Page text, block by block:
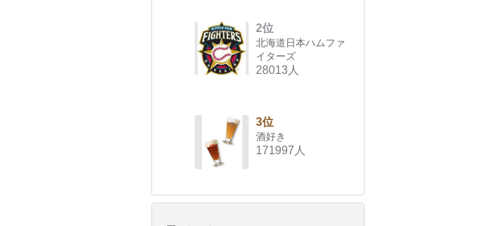
2位
北海道日本ハムファ
イターズ
28013人
3位
酒好き
171997人